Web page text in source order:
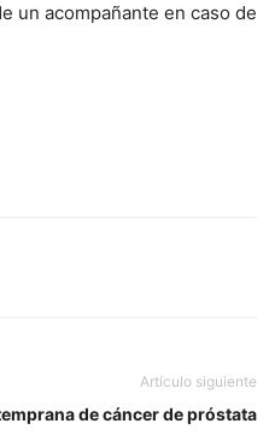
un acompañante en caso de
Artículo siguiente
de cáncer de próstata